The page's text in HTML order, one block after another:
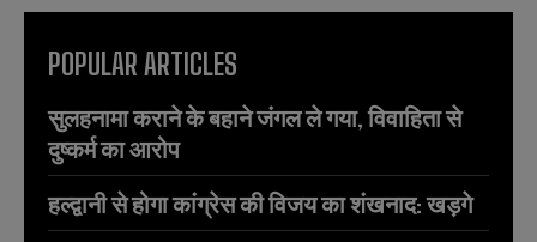
POPULAR ARTICLES
सुलहनामा कराने के बहाने जंगल ले गया, विवाहिता से
दुष्कर्म का आरोप
हल्द्वानी से होगा कांग्रेस की विजय का शंखनाद: खड़गे